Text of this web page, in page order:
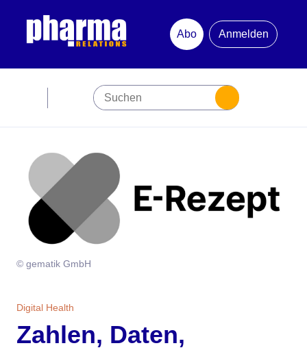
Abo
Anmelden
Premiumpartner
Jubiläum
Newsletter
Themen
© gematik GmbH
Digital Health
Zahlen, Daten,